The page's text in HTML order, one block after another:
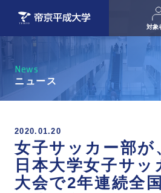
対象
受験生の方
父母等の方
English
News
ニュース
2020.01.20
女子サッカー部が
日本大学女子サッ
大会で2年連続全